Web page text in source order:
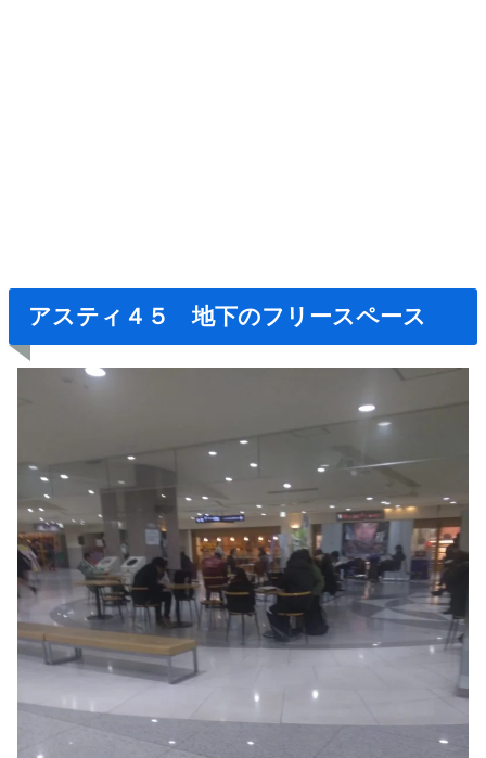
アスティ４５ 地下のフリースペース